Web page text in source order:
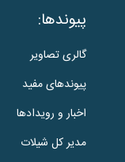
پیوندها:
گالری تصاویر
پیوندهای مفید
اخبار و رویدادها
مدیر کل شیلات